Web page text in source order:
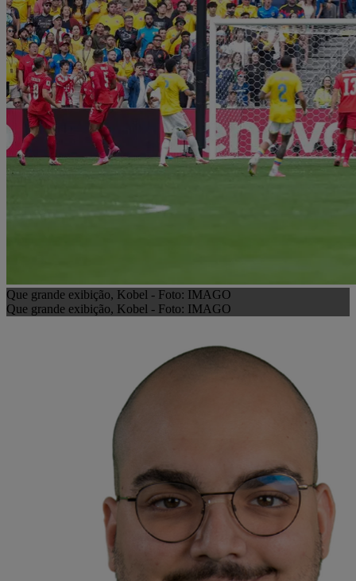
Que grande exibição, Kobel - Foto: IMAGO
Que grande exibição, Kobel - Foto: IMAGO